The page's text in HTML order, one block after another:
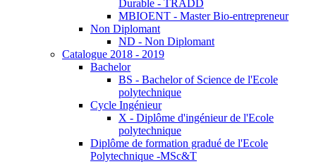
Durable - TRADD
MBIOENT - Master Bio-entrepreneur
Non Diplomant
ND - Non Diplomant
Catalogue 2018 - 2019
Bachelor
BS - Bachelor of Science de l'Ecole
polytechnique
Cycle Ingénieur
X - Diplôme d'ingénieur de l'Ecole
polytechnique
Diplôme de formation gradué de l'Ecole
Polytechnique -MSc&T